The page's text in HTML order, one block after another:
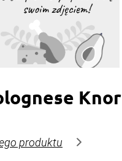
produktu